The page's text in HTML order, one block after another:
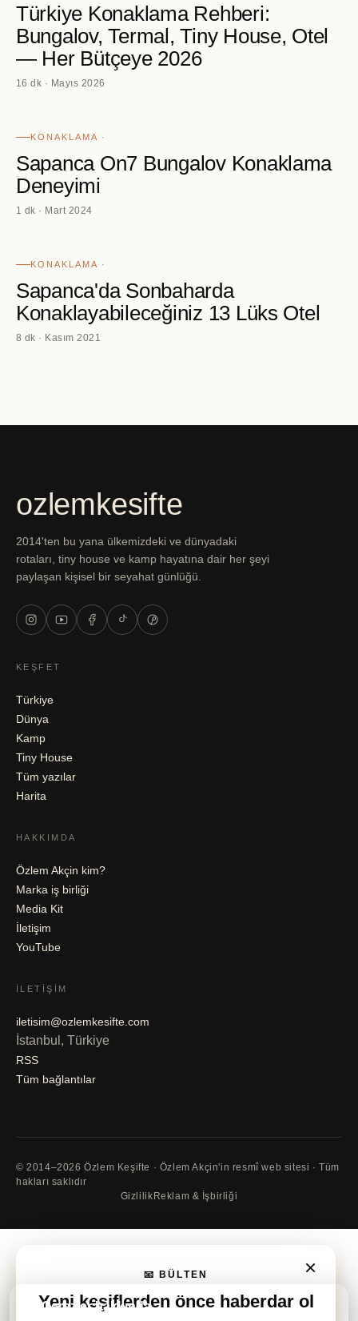
Türkiye Konaklama Rehberi:
Bungalov, Termal, Tiny House, Otel
— Her Bütçeye 2026
16 dk · Mayıs 2026
KONAKLAMA ·
Sapanca On7 Bungalov Konaklama
Deneyimi
1 dk · Mart 2024
KONAKLAMA ·
Sapanca'da Sonbaharda
Konaklayabileceğiniz 13 Lüks Otel
8 dk · Kasım 2021
ozlemkesifte
2014'ten bu yana ülkemizdeki ve dünyadaki
rotaları, tiny house ve kamp hayatına dair her şeyi
paylaşan kişisel bir seyahat günlüğü.
KEŞFET
Türkiye
Dünya
Kamp
Tiny House
Tüm yazılar
Harita
HAKKIMDA
Özlem Akçin kim?
Marka iş birliği
Media Kit
İletişim
YouTube
İLETIŞIM
iletisim@ozlemkesifte.com
İstanbul, Türkiye
RSS
Tüm bağlantılar
© 2014–2026 Özlem Keşifte · Özlem Akçin'in resmî web sitesi · Tüm
hakları saklıdır
GizlilikReklam & İşbirliği
×
📧 BÜLTEN
Yeni keşiflerden önce haberdar ol
🍪 Çerezler hakkında